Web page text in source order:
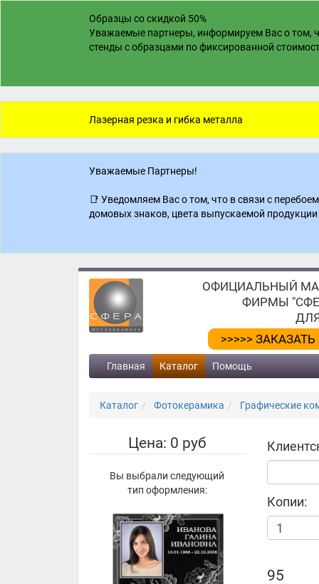
Образцы со скидкой 50%
Уважаемые партнеры, информируем Вас о том,
стенды с образцами по фиксированной
Лазерная резка и гибка металла
Уважаемые Партнеры!
📑 Уведомляем Вас о том, что в связи с
домовых знаков, цвета выпускаемой
ОФИЦИАЛЬНЫЙ
ФИРМЫ
>>>>>
Главная Каталог Помощь
Каталог Фотокерамика Графические
Цена: 0 руб
Вы выбрали следующий
тип оформления:
Копии:
95